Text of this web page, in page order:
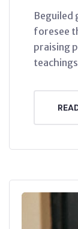
Beguiled
foresee
praising